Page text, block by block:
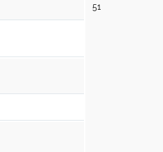
51